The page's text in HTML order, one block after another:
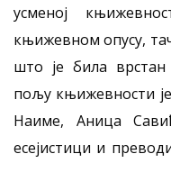
усменој
књижевном опусу,
што је била
пољу књижевности
Наиме, Аница
есејистици и